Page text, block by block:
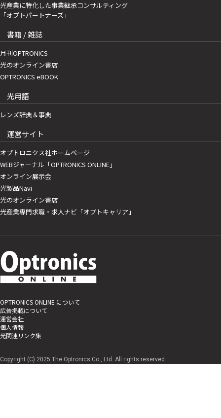
光産業に特化した事業継承コンサルティング
「オプトパートナーズ」
書籍 / 雑誌
月刊OPTRONICS
光のオンライン書店
OPTRONICS eBOOK
光用語
レンズ辞典＆事典
運営サイト
オプトロニクス社ホームページ
WEBジャーナル「OPTRONICS ONLINE」
オンライン展示会
光製品Navi
光のオンライン書店
光産業専門求職・求人ナビ「オプトキャリア」
OPTRONICS ONLINE について
広告掲載について
運営会社
個人情報
光関連リンク集
Copyright (C) 2025 The Optronics Co., Ltd. All rights reserved.